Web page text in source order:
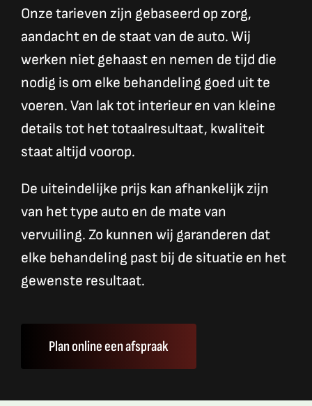
Onze tarieven zijn gebaseerd op zorg,
aandacht en de staat van de auto. Wij
werken niet gehaast en nemen de tijd die
nodig is om elke behandeling goed uit te
voeren. Van lak tot interieur en van kleine
details tot het totaalresultaat, kwaliteit
staat altijd voorop.
De uiteindelijke prijs kan afhankelijk zijn
van het type auto en de mate van
vervuiling. Zo kunnen wij garanderen dat
elke behandeling past bij de situatie en het
gewenste resultaat.
Plan online een afspraak